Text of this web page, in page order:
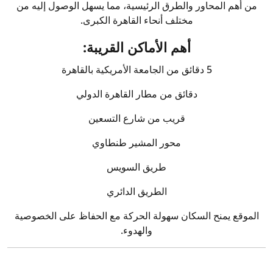
من أهم المحاور والطرق الرئيسية، مما يسهل الوصول إليه من
مختلف أنحاء القاهرة الكبرى.
أهم الأماكن القريبة:
5 دقائق من
الجامعة الأمريكية بالقاهرة
دقائق من مطار القاهرة الدولي
قريب من شارع التسعين
محور المشير طنطاوي
طريق السويس
الطريق الدائري
الموقع يمنح السكان سهولة الحركة مع الحفاظ على الخصوصية
والهدوء.